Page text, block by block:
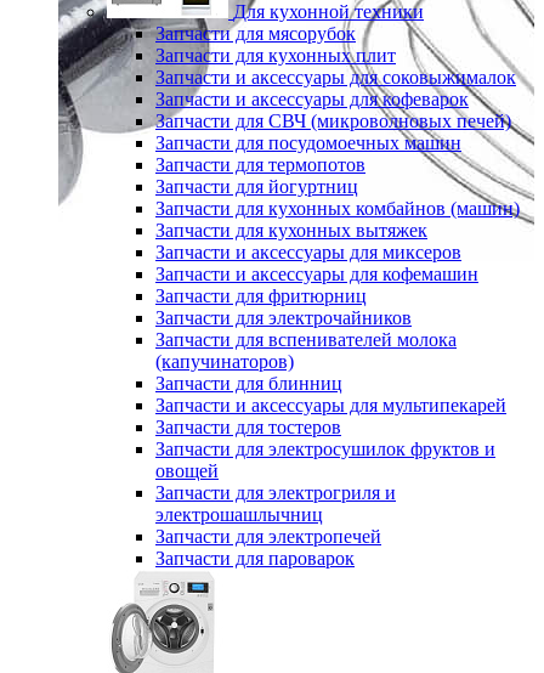
Для кухонной техники
Запчасти для мясорубок
Запчасти для кухонных плит
Запчасти и аксессуары для соковыжималок
Запчасти и аксессуары для кофеварок
Запчасти для СВЧ (микроволновых печей)
Запчасти для посудомоечных машин
Запчасти для термопотов
Запчасти для йогуртниц
Запчасти для кухонных комбайнов (машин)
Запчасти для кухонных вытяжек
Запчасти и аксессуары для миксеров
Запчасти и аксессуары для кофемашин
Запчасти для фритюрниц
Запчасти для электрочайников
Запчасти для вспенивателей молока
(капучинаторов)
Запчасти для блинниц
Запчасти и аксессуары для мультипекарей
Запчасти для тостеров
Запчасти для электросушилок фруктов и
овощей
Запчасти для электрогриля и
электрошашлычниц
Запчасти для электропечей
Запчасти для пароварок